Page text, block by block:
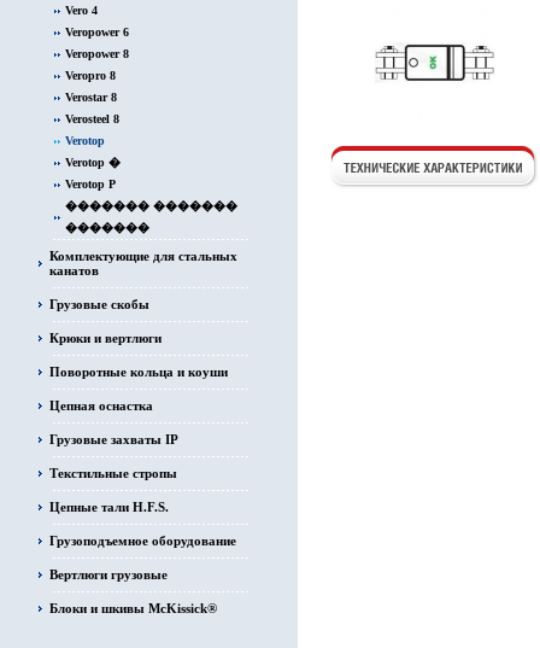
Vero 4
Veropower 6
Veropower 8
Veropro 8
Verostar 8
Verosteel 8
Verotop
Verotop �
Verotop P
������� �������
�������
Комплектующие для стальных
канатов
Грузовые скобы
Крюки и вертлюги
Поворотные кольца и коуши
Цепная оснастка
Грузовые захваты IP
Текстильные стропы
Цепные тали H.F.S.
Грузоподъемное оборудование
Вертлюги грузовые
Блоки и шкивы McKissick®